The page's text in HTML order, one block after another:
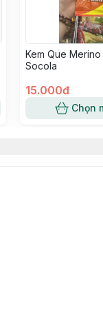
Kem Que
Socola
15.000đ
Chọn